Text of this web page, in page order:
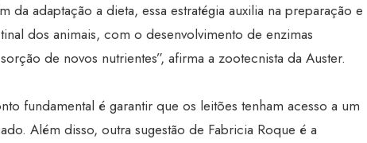
da adaptação a dieta, essa estratégia auxilia na preparação e
dos animais, com o desenvolvimento de enzimas
de novos nutrientes”, afirma a zootecnista da Auster.
fundamental é garantir que os leitões tenham acesso a um
Além disso, outra sugestão de Fabricia Roque é a